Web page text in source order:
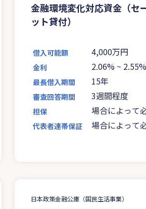
金融環境変化対応資金（セ
ット貸付）
借入可能額 4,000万円
金利 2.06% ~ 2.55%
最長借入期間 15年
審査回答期間 3週間程度
担保 場合によって
代表者連帯保証 場合によって
日本政策金融公庫（国民生活事業）